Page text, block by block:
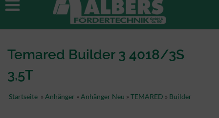
Temared Builder 3 4018/3S
3,5T
Startseite » Anhänger » Anhänger Neu » TEMARED » Builder